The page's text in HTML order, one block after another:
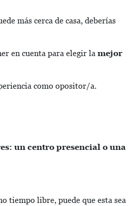
más cerca de casa, deberías
en cuenta para elegir la mejor
como opositor/a.
un centro presencial o una
tiempo libre, puede que esta sea